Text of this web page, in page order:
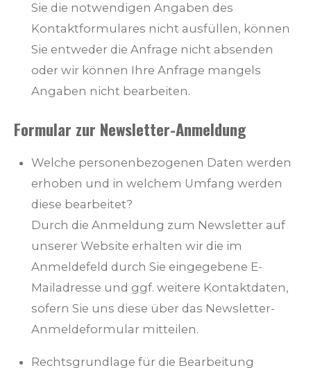
Sie die notwendigen Angaben des
Kontaktformulares nicht ausfüllen, können
Sie entweder die Anfrage nicht absenden
oder wir können Ihre Anfrage mangels
Angaben nicht bearbeiten.
Formular zur Newsletter-Anmeldung
Welche personenbezogenen Daten werden
erhoben und in welchem Umfang werden
diese bearbeitet?
Durch die Anmeldung zum Newsletter auf
unserer Website erhalten wir die im
Anmeldefeld durch Sie eingegebene E-
Mailadresse und ggf. weitere Kontaktdaten,
sofern Sie uns diese über das Newsletter-
Anmeldeformular mitteilen.
Rechtsgrundlage für die Bearbeitung